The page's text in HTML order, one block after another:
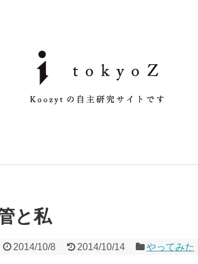
と私
2014/10/8 2014/10/14 やってみた